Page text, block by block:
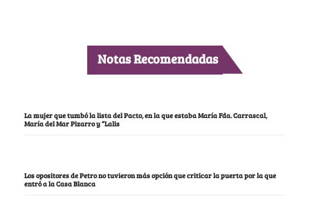
Notas Recomendadas
La mujer que tumbó la lista del Pacto, en la que estaba María Fda. Carrascal,
María del Mar Pizarro y “Lalis
Los opositores de Petro no tuvieron más opción que criticar la puerta por la que
entró a la Casa Blanca